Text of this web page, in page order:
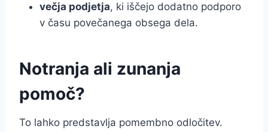
večja podjetja, ki iščejo dodatno podporo
v času povečanega obsega dela.
Notranja ali zunanja
pomoč?
To lahko predstavlja pomembno odločitev.